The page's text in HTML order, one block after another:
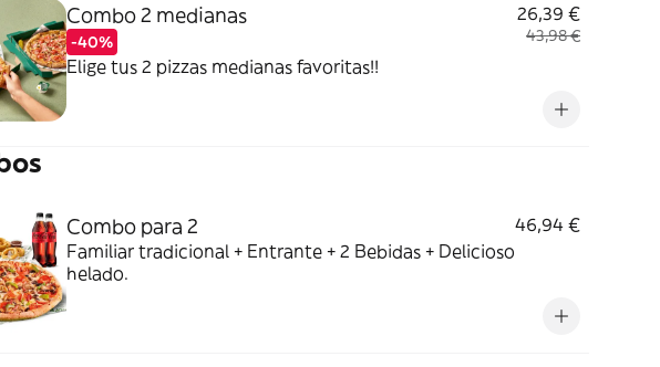
Combo 2 medianas
-40%
26,39 €
43,98 €
Elige tus 2 pizzas medianas favoritas!!
Combo para 2
46,94 €
Familiar tradicional + Entrante + 2 Bebidas + Delicioso
helado.